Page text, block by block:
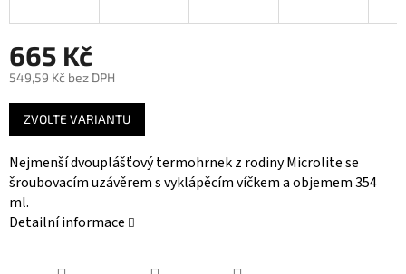
665 Kč
549,59 Kč bez DPH
Měrná
cena:
ZVOLTE VARIANTU
Nejmenší dvouplášťový termohrnek z rodiny Microlite se
šroubovacím uzávěrem s vyklápěcím víčkem a objemem 354
ml.
Detailní informace